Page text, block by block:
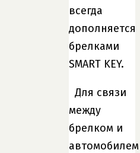
всегда
дополняется
брелками
SMART KEY.
Для связи
между
брелком и
автомобилем